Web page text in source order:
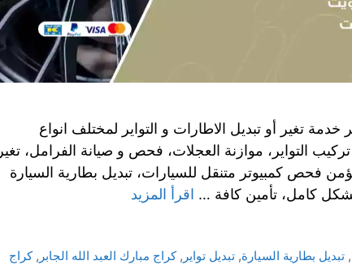
خدمة تغير أو تبديل الاطارات و التواير لمختلف انواع
التواير، موازنة العجلات، فحص و صيانة الفرامل، تغير
فحص كمبيوتر متنقل للسيارات، تبديل بطارية السيارة
كامل، تأمين كافة … اقرأ المزيد
,تبديل بطارية السيارة,تبديل تواير ,كراج مبارك العبد الله الجابر ,كراج